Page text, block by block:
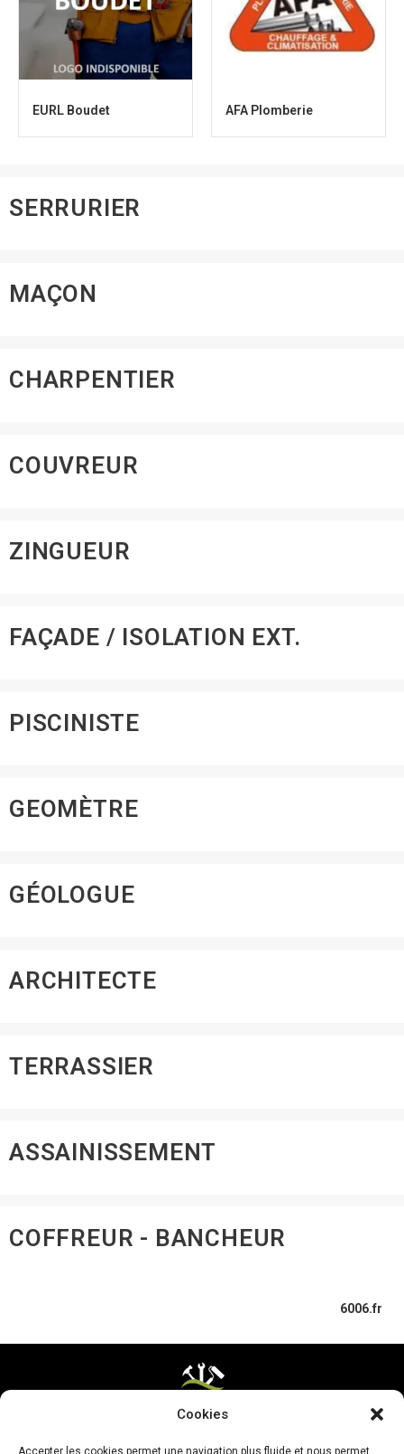
Cookies
Accepter les cookies permet une navigation plus fluide et nous permet
EURL Boudet AFA Plomberie
SERRURIER
MAÇON
CHARPENTIER
COUVREUR
ZINGUEUR
FAÇADE / ISOLATION EXT.
PISCINISTE
GEOMÈTRE
GÉOLOGUE
ARCHITECTE
TERRASSIER
ASSAINISSEMENT
COFFREUR - BANCHEUR
6006.fr